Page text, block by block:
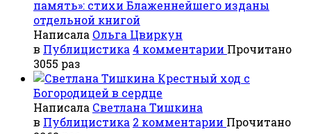
память»: стихи Блаженнейшего изданы
отдельной книгой
Написала Ольга Цвиркун
в Публицистика 4 комментарии Прочитано
3055 раз
Крестный ход с
Богородицей в сердце
Написала Светлана Тишкина
в Публицистика 2 комментарии Прочитано